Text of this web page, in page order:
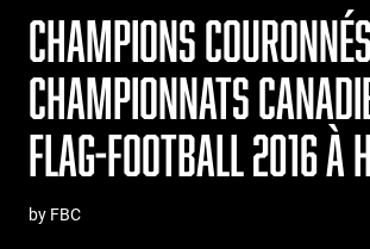
CHAMPIONS
CHAMPIONNATS
FLAG-FOOTBALL 2016 À
by FBC